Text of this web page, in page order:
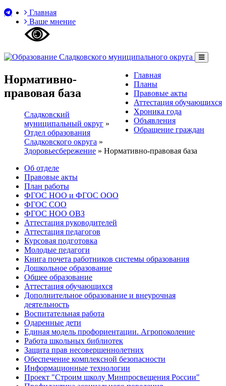
Главная
Ваше мнение
Главная
Планы
Правовые акты
Аттестация обучающихся
Хроника года
Объявления
Обращение граждан
Нормативно-
правовая база
Сладковский
муниципальный округ »
Отдел образования
Сладковского округа »
Здоровьесбережение » Нормативно-правовая база
Об отделе
Правовые акты
План работы
ФГОС НОО и ФГОС ООО
ФГОС СОО
ФГОС НОО ОВЗ
Аттестация руководителей
Аттестация педагогов
Курсовая подготовка
Молодые педагоги
Книга почета работников системы образования
Дошкольное образование
Общее образование
Аттестация обучающихся
Дополнительное образование и внеурочная
деятельность
Воспитательная работа
Одаренные дети
Единая модель профориентации. Агропоколение
Работа школьных библиотек
Защита прав несовершеннолетних
Обеспечение комплексной безопасности
Информационные технологии
Проект "Строим школу Минпросвещения России"